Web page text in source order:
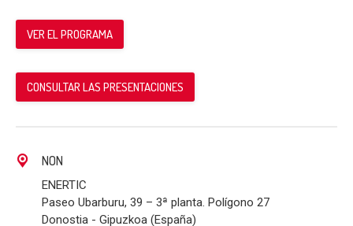
VER EL PROGRAMA
CONSULTAR LAS PRESENTACIONES
NON
ENERTIC
Paseo Ubarburu, 39 – 3ª planta. Polígono 27
Donostia - Gipuzkoa (España)